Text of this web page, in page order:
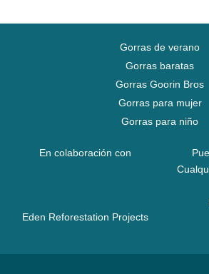
Gorras de verano
Gorras baratas
Gorras Goorin Bros
Gorras para mujer
Gorras para niño
En colaboración con
Eden Reforestation Projects